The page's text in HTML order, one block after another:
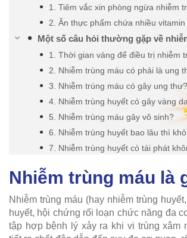
1. Tiêm vắc xin phòng ngừa nhiễm
2. Ăn thực phẩm chứa nhiều vitamin
Một số câu hỏi thường gặp về
1. Thời gian vàng để điều trị nhiễm
2. Nhiễm trùng máu có phải là ung
3. Nhiễm trùng máu có gây ung thư?
4. Nhiễm trùng huyết có gây vàng
5. Nhiễm trùng máu gây vô sinh?
6. Nhiễm trùng huyết bao lâu thì
7. Nhiễm trùng huyết có tái phát
Nhiễm trùng máu là
Nhiễm trùng máu (hay nhiễm trùng
huyết, hội chứng rối loạn chức năng đa
tập hợp bệnh lý xảy ra khi vi trùng xâm